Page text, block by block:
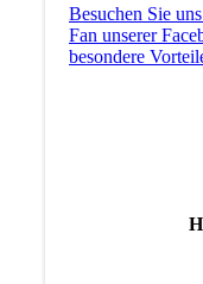
Besuchen Sie
Fan unserer
besondere